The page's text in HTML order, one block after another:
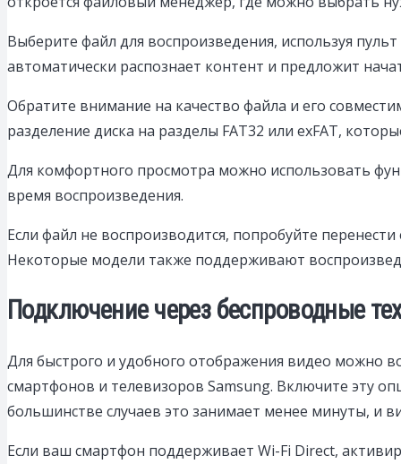
Выберите файл для воспроизведения, используя
автоматически распознает контент и предложит
Обратите внимание на качество файла и его
разделение диска на разделы FAT32 или exFAT,
Для комфортного просмотра можно использовать
время воспроизведения.
Если файл не воспроизводится, попробуйте
Некоторые модели также поддерживают
Подключение через беспроводные
Для быстрого и удобного отображения видео можно
смартфонов и телевизоров Samsung. Включите эту
большинстве случаев это занимает менее минуты, и
Если ваш смартфон поддерживает Wi-Fi Direct,